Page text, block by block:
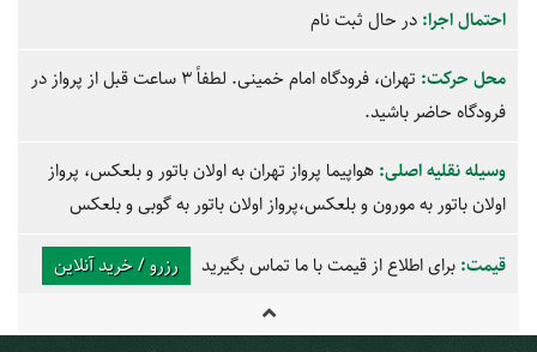
احتمال اجرا: در حال ثبت نام
محل حرکت:
تهران، فرودگاه امام خمینی. لطفاً 3 ساعت قبل از پرواز در
فرودگاه حاضر باشید.
وسیله نقلیه اصلی: هواپیما پرواز تهران به اولان باتور و بلعکس، پرواز
اولان باتور به مورون و بلعکس،پرواز اولان باتور به گوبی و بلعکس
قیمت: برای اطلاع از قیمت با ما تماس بگیرید رزرو / خرید آنلاین